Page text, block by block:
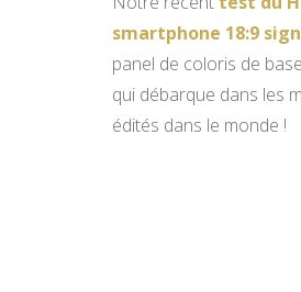
smartphone 18:9
panel de coloris de
qui débarque dans les
édités dans le monde !